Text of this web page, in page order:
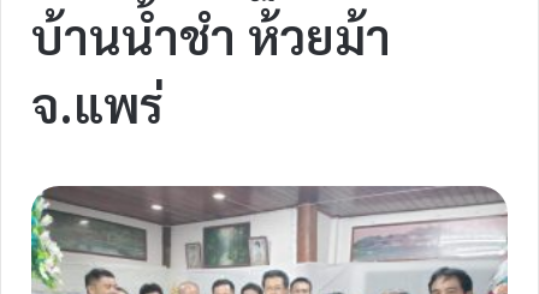
บ้านน้ำชำ ห้วยม้า
จ.แพร่